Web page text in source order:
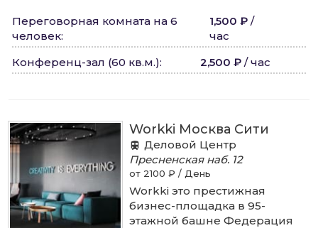
Переговорная комната на 6
человек:
1,500 ₽ /
час
Конференц-зал (60 кв.м.): 2,500 ₽ / час
Workki Москва Сити
Деловой Центр
Пресненская наб. 12
от 2100 ₽ / День
Workki это престижная
бизнес-площадка в 95-
этажной башне Федерация